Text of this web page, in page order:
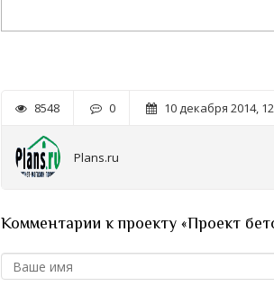
8548 0 10 декабря 2014,
Plans.ru
Комментарии к проекту «Проект